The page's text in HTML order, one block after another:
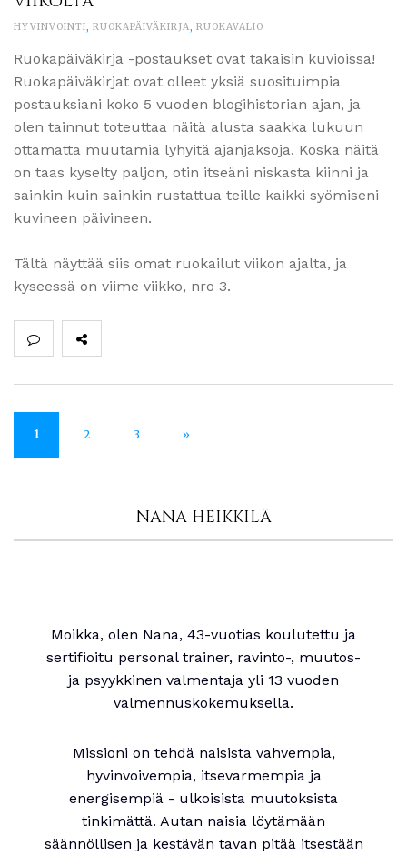
HYVINVOINTI, RUOKAPÄIVÄKIRJA, RUOKAVALIO
Ruokapäiväkirja -postaukset ovat takaisin kuvioissa!
Ruokapäiväkirjat ovat olleet yksiä suosituimpia
postauksiani koko 5 vuoden blogihistorian ajan, ja
olen tainnut toteuttaa näitä alusta saakka lukuun
ottamatta muutamia lyhyitä ajanjaksoja. Koska näitä
on taas kyselty paljon, otin itseäni niskasta kiinni ja
sainkin kuin sainkin rustattua teille kaikki syömiseni
kuvineen päivineen.
Tältä näyttää siis omat ruokailut viikon ajalta, ja
kyseessä on viime viikko, nro 3.
1 2 3 »
NANA HEIKKILÄ
Moikka, olen Nana, 43-vuotias koulutettu ja
sertifioitu personal trainer, ravinto-, muutos-
ja psyykkinen valmentaja yli 13 vuoden
valmennuskokemuksella.
Missioni on tehdä naisista vahvempia,
hyvinvoivempia, itsevarmempia ja
energisempiä - ulkoisista muutoksista
tinkimättä. Autan naisia löytämään
säännöllisen ja kestävän tavan pitää itsestään